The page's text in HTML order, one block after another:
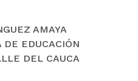
AMAYA
DE EDUCACIÓN
DEL CAUCA